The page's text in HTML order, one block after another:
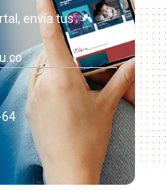
envía tus
64